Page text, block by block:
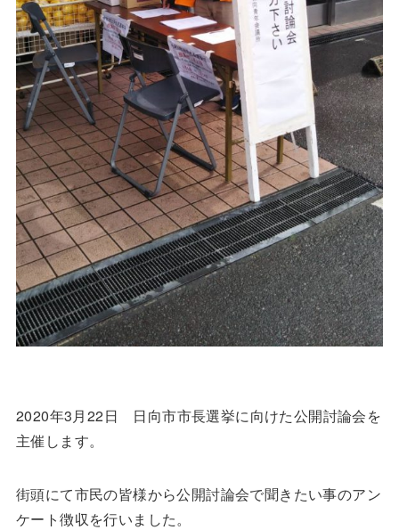
2020年3月22日 日向市市長選挙に向けた公開討論会を
主催します。
街頭にて市民の皆様から公開討論会で聞きたい事のアン
ケート徴収を行いました。